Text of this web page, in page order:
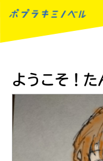
ようこそ！た